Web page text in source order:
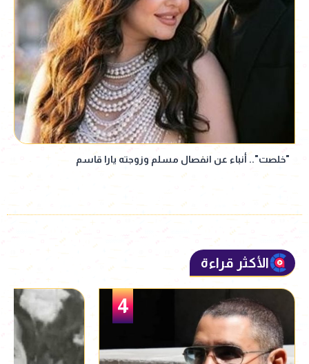
"خلصت".. أنباء عن انفصال مسلم وزوجته يارا قاسم
الأكثر قراءة
5